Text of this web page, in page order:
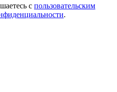
с пользовательским
.